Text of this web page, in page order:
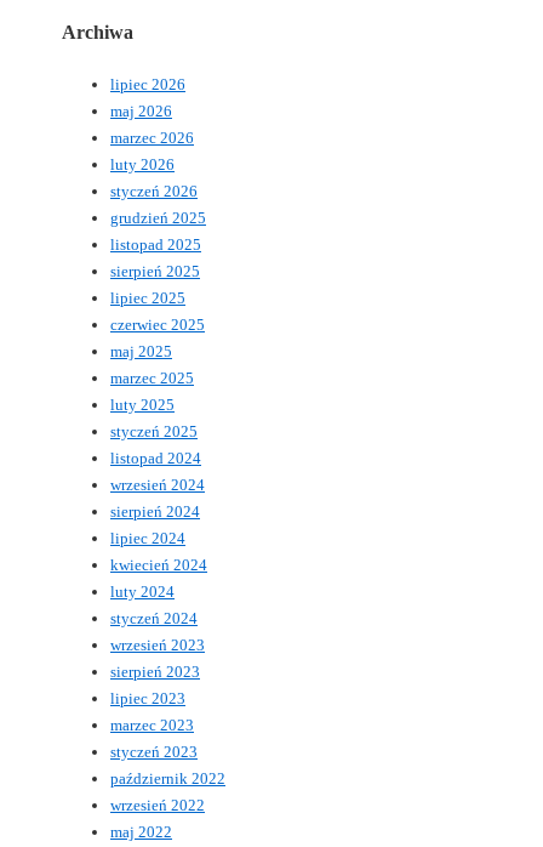
Archiwa
lipiec 2026
maj 2026
marzec 2026
luty 2026
styczeń 2026
grudzień 2025
listopad 2025
sierpień 2025
lipiec 2025
czerwiec 2025
maj 2025
marzec 2025
luty 2025
styczeń 2025
listopad 2024
wrzesień 2024
sierpień 2024
lipiec 2024
kwiecień 2024
luty 2024
styczeń 2024
wrzesień 2023
sierpień 2023
lipiec 2023
marzec 2023
styczeń 2023
październik 2022
wrzesień 2022
maj 2022